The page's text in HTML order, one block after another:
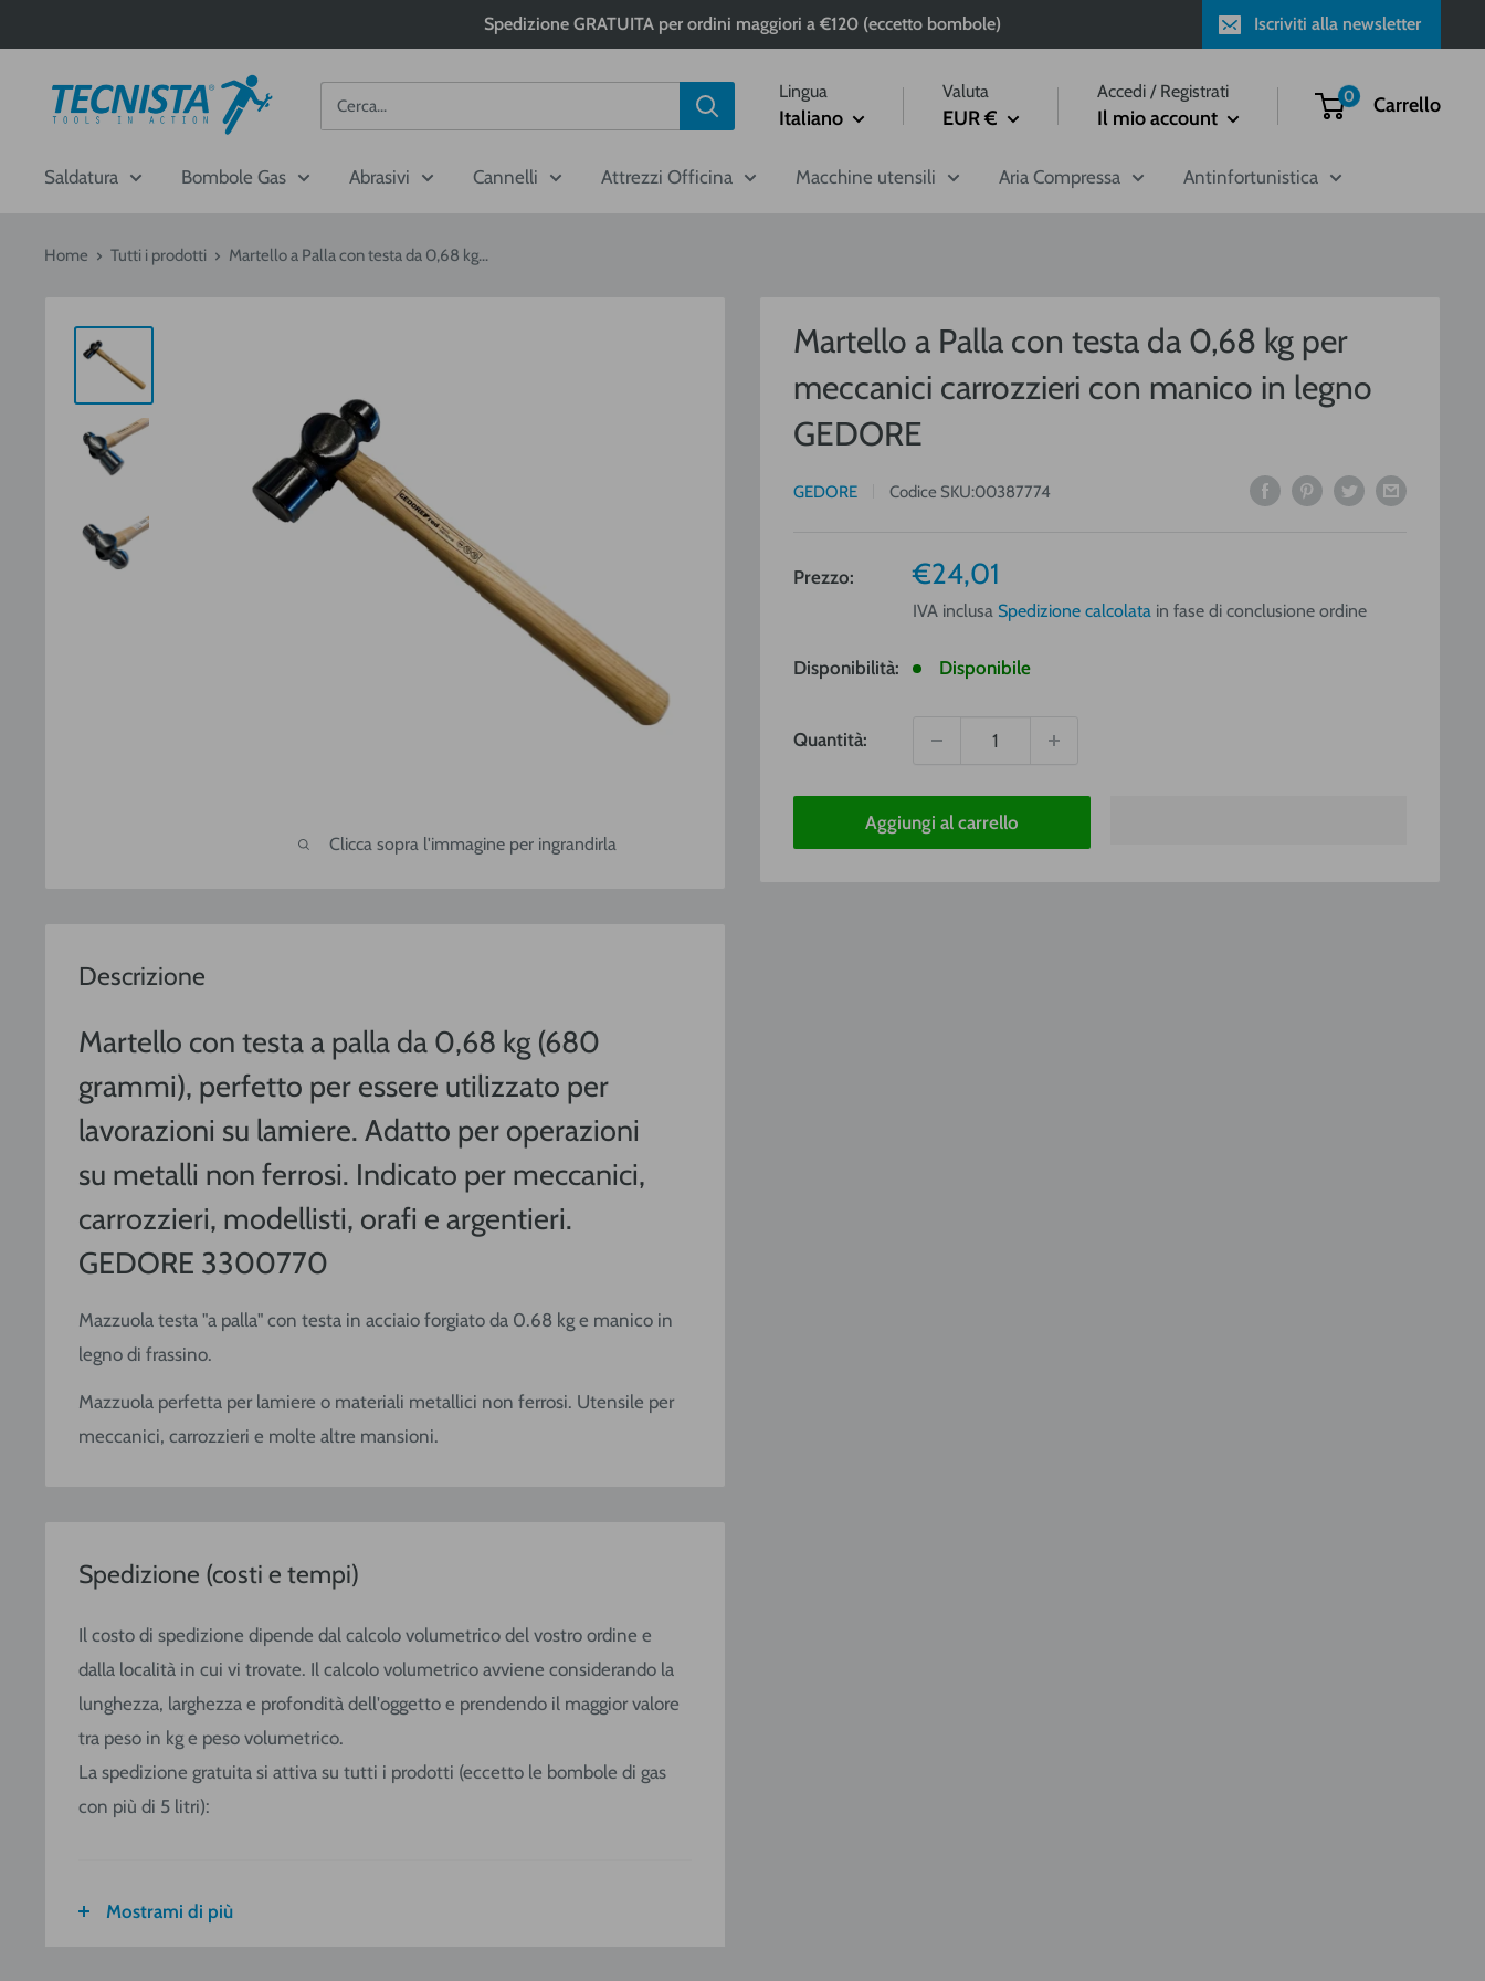
al
contenuto
Spedizione GRATUITA per ordini maggiori a €120 (eccetto bombole) Iscriviti alla newsletter
Tecnista Lingua
Italiano
Valuta
EUR €
Accedi / Registrati
Il mio account
0 Carrello
Saldatura Bombole Gas Abrasivi Cannelli Attrezzi Officina Macchine utensili Aria Compressa Antinfortunistica
Home Tutti i prodotti Martello a Palla con testa da 0,68 kg...
Clicca sopra l'immagine per ingrandirla
Martello a Palla con testa da 0,68 kg per
meccanici carrozzieri con manico in legno
GEDORE
GEDORE Codice SKU:00387774
Prezzo:
Prezzo
vendita
€24,01
IVA inclusa Spedizione calcolata in fase di conclusione ordine
Disponibilità: Disponibile
Quantità:
Aggiungi al carrello
Descrizione
Martello con testa a palla da 0,68 kg (680
grammi), perfetto per essere utilizzato per
lavorazioni su lamiere. Adatto per operazioni
su metalli non ferrosi. Indicato per meccanici,
carrozzieri, modellisti, orafi e argentieri.
GEDORE 3300770
Mazzuola testa "a palla" con testa in acciaio forgiato da 0.68 kg e manico in
legno di frassino.
Mazzuola perfetta per lamiere o materiali metallici non ferrosi. Utensile per
meccanici, carrozzieri e molte altre mansioni.
Spedizione (costi e tempi)
Il costo di spedizione dipende dal calcolo volumetrico del vostro ordine e
dalla località in cui vi trovate. Il calcolo volumetrico avviene considerando la
lunghezza, larghezza e profondità dell'oggetto e prendendo il maggior valore
tra peso in kg e peso volumetrico.
La spedizione gratuita si attiva su tutti i prodotti (eccetto le bombole di gas
con più di 5 litri):
FASCIA DI
Mostrami di più